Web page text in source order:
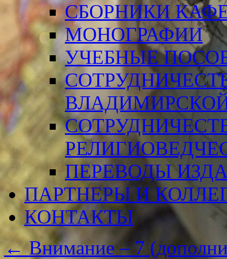
СБОРНИКИ
МОНОГРАФИИ
УЧЕБНЫЕ
ПЕРЕВОДЫ
ПАРТНЕРЫ И
КОНТАКТЫ
←Внимание – 7